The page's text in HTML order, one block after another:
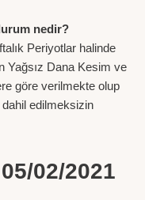
nedir?
Periyotlar halinde
Yağsız Dana Kesim ve
göre verilmekte olup
edilmeksizin
02/2021